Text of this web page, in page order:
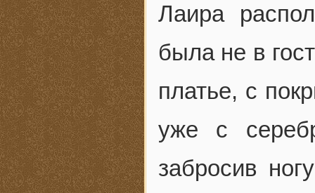
Лаира
была не в
платье, с
уже с
забросив